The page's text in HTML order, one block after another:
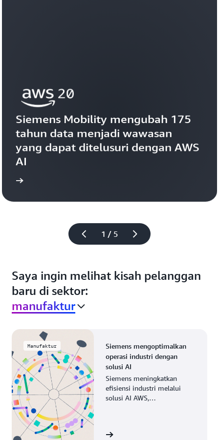
1 / 5
Siemens Mobility mengubah 175
tahun data menjadi wawasan
yang dapat ditelusuri dengan AWS
AI
Lihat
Saya ingin melihat kisah pelanggan
baru di sektor:
manufaktur
Manufaktur
Siemens mengoptimalkan
operasi industri dengan
solusi AI
Siemens meningkatkan
efisiensi industri melalui
solusi AI AWS,
Lihat kisahnya